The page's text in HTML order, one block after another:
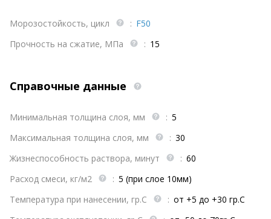
Морозостойкость, цикл : F50
Прочность на сжатие, МПа
: 15
Справочные данные
Минимальная толщина слоя, мм : 5
Максимальная толщина слоя, мм
: 30
Жизнеспособность раствора, минут
: 60
Расход смеси, кг/м2
: 5 (при слое 10мм)
Температура при нанесении, гр.С
: от +5 до +30 гр.С